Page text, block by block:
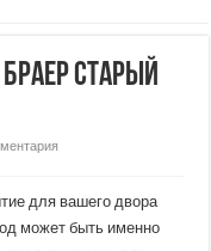
Старый
для вашего двора
может быть именно